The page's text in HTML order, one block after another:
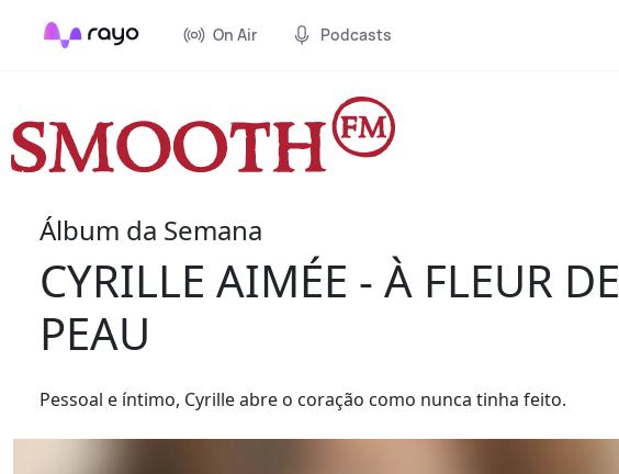
On Air Podcasts
Álbum da Semana
CYRILLE AIMÉE - À FLEUR DE
PEAU
Pessoal e íntimo, Cyrille abre o coração como nunca tinha feito.